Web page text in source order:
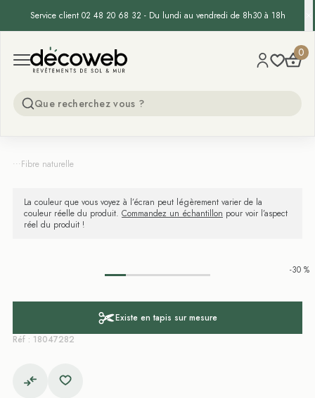
Service client 02 48 20 68 32 - Du lundi au vendredi de 8h30 à 18h
Open menu
Decoweb 0
...Fibre naturelle
La couleur que vous voyez à l’écran peut légèrement varier de la
couleur réelle du produit. Commandez un échantillon pour voir l’aspect
réel du produit !
-30 %
Existe en tapis sur mesure
Réf : 18047282